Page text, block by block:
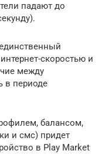
падают до
скоростью и
между
в периоде
балансом,
и смс) придет
в Play Market